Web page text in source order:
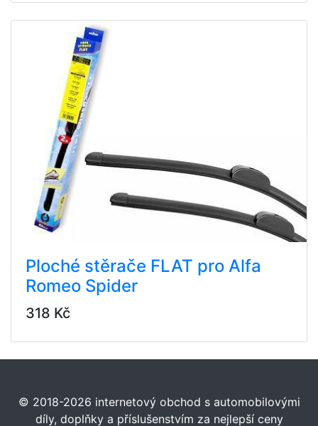
Ploché stěrače FLAT pro Alfa
Romeo Spider
318 Kč
© 2018-2026 internetový obchod s automobilovými
díly, doplňky a příslušenstvím za nejlepší ceny